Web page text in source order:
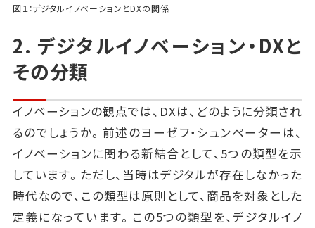
図１：デジタルイノベーションとDXの関係
2. デジタルイノベーション・DXと
その分類
イノベーションの観点では、DXは、どのように分類され
るのでしょうか。前述のヨーゼフ・シュンペーターは、
イノベーションに関わる新結合として、5つの類型を示
しています。ただし、当時はデジタルが存在しなかった
時代なので、この類型は原則として、商品を対象とした
定義になっています。この5つの類型を、デジタルイノ